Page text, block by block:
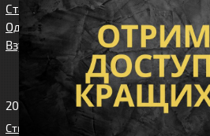
Статті/огляди
Одяг
Взуття
Збройові
аксесуари
Доставка та
оплата
Клієнтам
2010-2026 Вікінг. Всі права захищені.
Створення сайту